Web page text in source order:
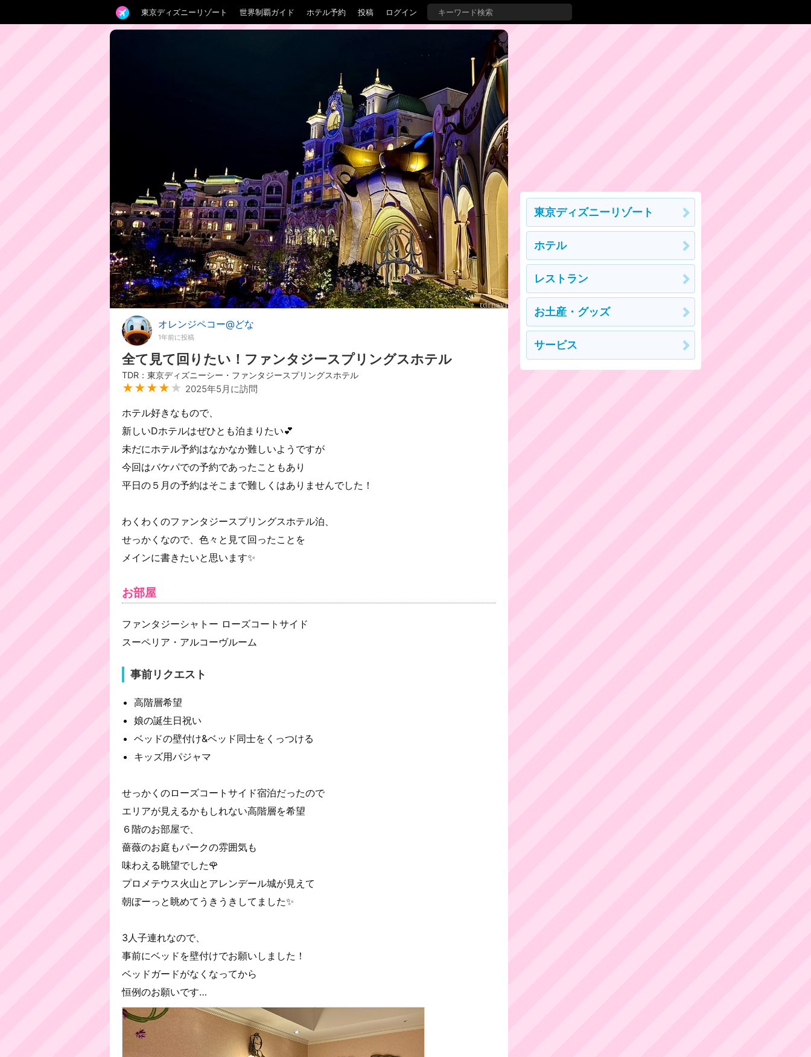
東京ディズニーリゾート 世界制覇ガイド ホテル予約 投稿 ログイン
オレンジペコー@どな
1年前に投稿
全て見て回りたい！ファンタジースプリングスホテル
TDR：東京ディズニーシー・ファンタジースプリングスホテル
★★★★ ★ 2025年5月に訪問
ホテル好きなもので、
新しいDホテルはぜひとも泊まりたい💕
未だにホテル予約はなかなか難しいようですが
今回はバケパでの予約であったこともあり
平日の５月の予約はそこまで難しくはありませんでした！
わくわくのファンタジースプリングスホテル泊、
せっかくなので、色々と見て回ったことを
メインに書きたいと思います✨
お部屋
ファンタジーシャトー ローズコートサイド
スーペリア・アルコーヴルーム
事前リクエスト
高階層希望
娘の誕生日祝い
ベッドの壁付け&ベッド同士をくっつける
キッズ用パジャマ
せっかくのローズコートサイド宿泊だったので
エリアが見えるかもしれない高階層を希望
６階のお部屋で、
薔薇のお庭もパークの雰囲気も
味わえる眺望でした🌹
プロメテウス火山とアレンデール城が見えて
朝ぼーっと眺めてうきうきしてました✨
3人子連れなので、
事前にベッドを壁付けでお願いしました！
ベッドガードがなくなってから
恒例のお願いです…
東京ディズニーリゾート
ホテル
レストラン
お土産・グッズ
サービス